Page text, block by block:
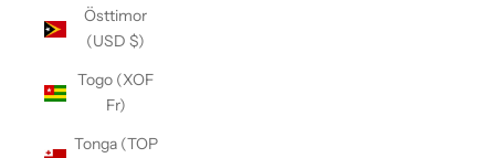
Östtimor
(USD $)
Togo (XOF
Fr)
Tonga (TOP